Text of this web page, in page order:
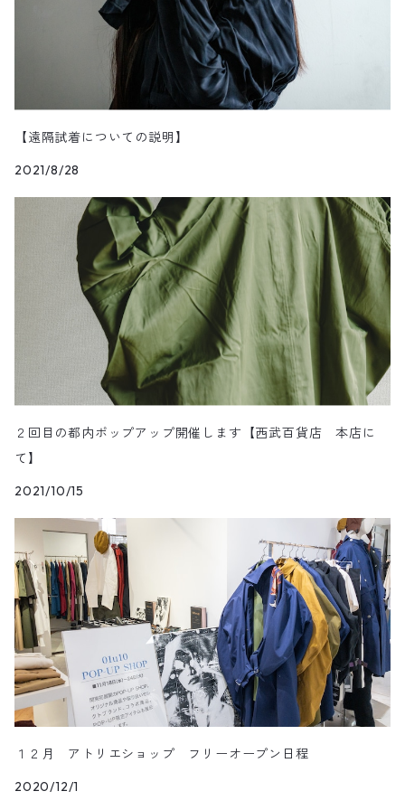
【遠隔試着についての説明】
2021/8/28
２回目の都内ポップアップ開催します【西武百貨店 本店に
て】
2021/10/15
１２月 アトリエショップ フリーオープン日程
2020/12/1